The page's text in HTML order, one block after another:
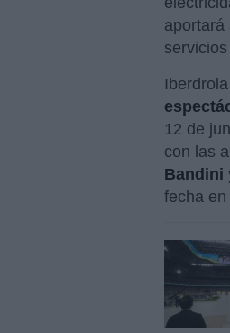
aportará
12 de
con las
Bandini
fecha